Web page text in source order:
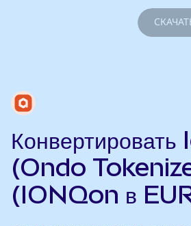
(Ondo
(IONQon в